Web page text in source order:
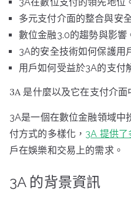
多元支付介面的整合與安
數位金融3.0的趨勢與影響
3A的安全技術如何保護用
用戶如何受益於3A的支付
3A 是什麼以及它在支付介面
3A是一個在數位金融領域中
付方式的多樣化， 3A 提供
戶在娛樂和交易上的需求。
3A 的背景資訊